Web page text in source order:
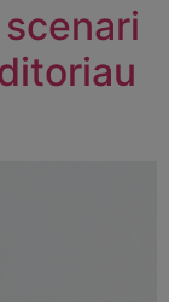
scenari